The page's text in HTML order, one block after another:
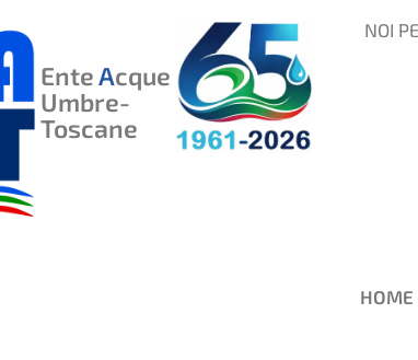
AL
CONTENUTO
EnteAcque
Umbre-
Toscane
NOI
HOME